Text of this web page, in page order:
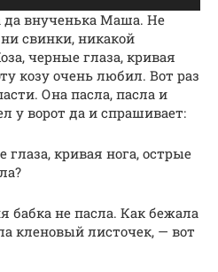
внученька Маша. Не
свинки, никакой
черные глаза, кривая
козу очень любил. Вот раз
Она пасла, пасла и
у ворот да и спрашивает:
глаза, кривая нога, острые
бабка не пасла. Как бежала
кленовый листочек, — вот